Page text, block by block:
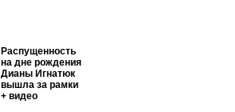
Распущенность
на дне рождения
Дианы Игнатюк
вышла за рамки
+ видео